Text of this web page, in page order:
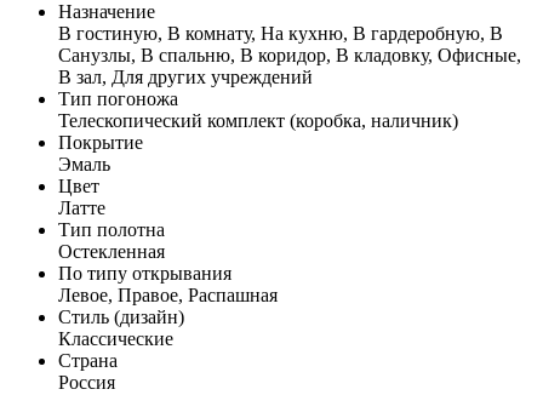
Назначение
В гостиную, В комнату, На кухню, В гардеробную, В
Санузлы, В спальню, В коридор, В кладовку, Офисные,
В зал, Для других учреждений
Тип погоножа
Телескопический комплект (коробка, наличник)
Покрытие
Эмаль
Цвет
Латте
Тип полотна
Остекленная
По типу открывания
Левое, Правое, Распашная
Стиль (дизайн)
Классические
Страна
Россия